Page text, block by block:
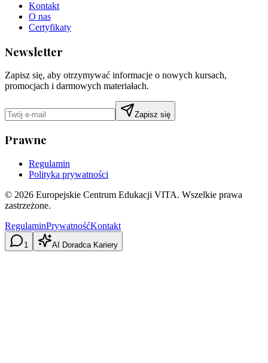
Kontakt
O nas
Certyfikaty
Newsletter
Zapisz się, aby otrzymywać informacje o nowych kursach,
promocjach i darmowych materiałach.
Zapisz się
Prawne
Regulamin
Polityka prywatności
© 2026 Europejskie Centrum Edukacji VITA. Wszelkie prawa
zastrzeżone.
RegulaminPrywatnośćKontakt
1 AI Doradca Kariery